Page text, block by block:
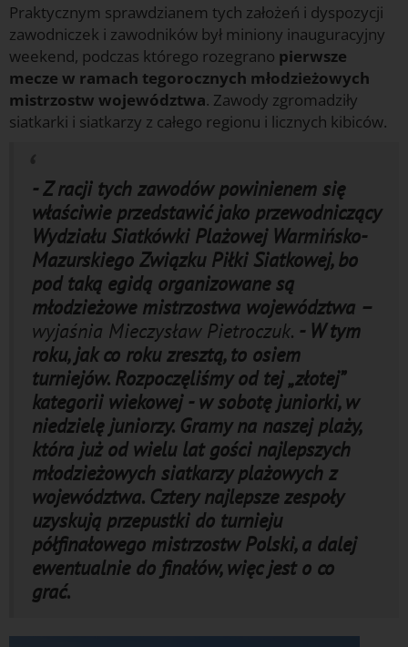
Praktycznym sprawdzianem tych założeń i dyspozycji
zawodniczek i zawodników był miniony inauguracyjny
weekend, podczas którego rozegrano pierwsze
mecze w ramach tegorocznych młodzieżowych
mistrzostw województwa. Zawody zgromadziły
siatkarki i siatkarzy z całego regionu i licznych kibiców.
- Z racji tych zawodów powinienem się
właściwie przedstawić jako przewodniczący
Wydziału Siatkówki Plażowej Warmińsko-
Mazurskiego Związku Piłki Siatkowej, bo
pod taką egidą organizowane są
młodzieżowe mistrzostwa województwa –
wyjaśnia Mieczysław Pietroczuk. - W tym
roku, jak co roku zresztą, to osiem
turniejów. Rozpoczęliśmy od tej „złotej”
kategorii wiekowej - w sobotę juniorki, w
niedzielę juniorzy. Gramy na naszej plaży,
która już od wielu lat gości najlepszych
młodzieżowych siatkarzy plażowych z
województwa. Cztery najlepsze zespoły
uzyskują przepustki do turnieju
półfinałowego mistrzostw Polski, a dalej
ewentualnie do finałów, więc jest o co
grać.